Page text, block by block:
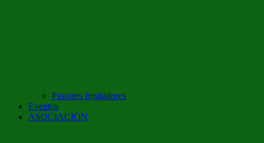
Pastores fundadores
Eventos
ASOCIACIÓN